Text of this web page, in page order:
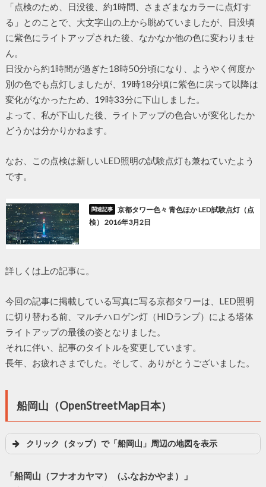
「点検のため、日没後、約1時間、さまざまなカラーに点灯す
る」とのことで、大文字山の上から眺めていましたが、日没頃
に紫色にライトアップされた後、なかなか他の色に変わりませ
ん。
日没から約1時間が過ぎた18時50分頃になり、ようやく何度か
別の色でも点灯しましたが、19時18分頃に紫色に戻って以降は
変化がなかったため、19時33分に下山しました。
よって、私が下山した後、ライトアップの色合いが変化したか
どうかは分かりかねます。
なお、この点検は新しいLED照明の試験点灯も兼ねていたよう
です。
京都タワー色々 青色ほか LED試験点灯（点
検） 2016年3月2日
詳しくは上の記事に。
今回の記事に掲載している写真に写る京都タワーは、LED照明
に切り替わる前、マルチハロゲン灯（HIDランプ）による塔体
ライトアップの最後の姿となりました。
それに伴い、記事のタイトルを変更しています。
長年、お疲れさまでした。そして、ありがとうございました。
船岡山（OpenStreetMap日本）
クリック（タップ）で「船岡山」周辺の地図を表示
「船岡山（フナオカヤマ）（ふなおかやま）」